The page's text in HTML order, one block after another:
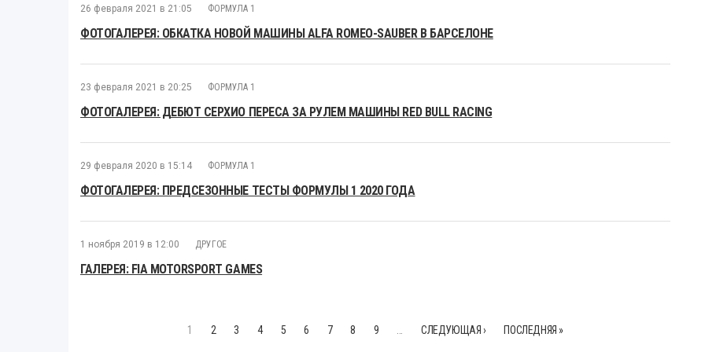
26 февраля 2021 в 21:05 ФОРМУЛА 1
ФОТОГАЛЕРЕЯ: ОБКАТКА НОВОЙ МАШИНЫ ALFA ROMEO-SAUBER В БАРСЕЛОНЕ
23 февраля 2021 в 20:25 ФОРМУЛА 1
ФОТОГАЛЕРЕЯ: ДЕБЮТ СЕРХИО ПЕРЕСА ЗА РУЛЕМ МАШИНЫ RED BULL RACING
29 февраля 2020 в 15:14 ФОРМУЛА 1
ФОТОГАЛЕРЕЯ: ПРЕДСЕЗОННЫЕ ТЕСТЫ ФОРМУЛЫ 1 2020 ГОДА
1 ноября 2019 в 12:00 ДРУГОЕ
ГАЛЕРЕЯ: FIA MOTORSPORT GAMES
1 2 3 4 5 6 7 8 9 СЛЕДУЮЩАЯ › ПОСЛЕДНЯЯ »